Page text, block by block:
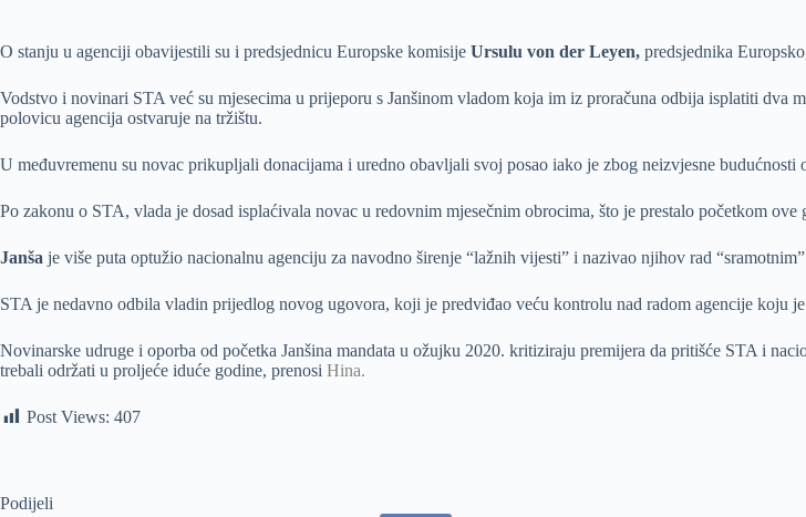
O stanju u agenciji obavijestili su i predsjednicu Europske komisije Ursulu von der Leyen, predsjednika
Vodstvo i novinari STA već su mjesecima u prijeporu s Janšinom vladom koja im iz proračuna odbija isplatiti
polovicu agencija ostvaruje na tržištu.
U međuvremenu su novac prikupljali donacijama i uredno obavljali svoj posao iako je zbog neizvjesne budućnosti
Po zakonu o STA, vlada je dosad isplaćivala novac u redovnim mjesečnim obrocima, što je prestalo početkom ove
Janša je više puta optužio nacionalnu agenciju za navodno širenje “lažnih vijesti” i nazivao njihov rad
STA je nedavno odbila vladin prijedlog novog ugovora, koji je predviđao veću kontrolu nad radom agencije koju
Novinarske udruge i oporba od početka Janšina mandata u ožujku 2020. kritiziraju premijera da pritišće STA i
trebali održati u proljeće iduće godine, prenosi Hina.
Post Views: 407
Podijeli